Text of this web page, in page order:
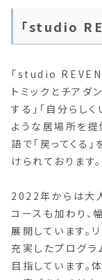
「studio
「studio
トミックとチアダ
する」「自分らし
ような居場所を提
語で「戻ってくる
けられております。
2022年からは大
コースも加わり、
展開しています。
充実したプログラ
目指しています。